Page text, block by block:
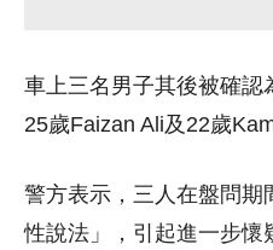
車上三名男子其後被確認
25歲Faizan Ali及22歲
警方表示，三人在盤問期
性說法」，引起進一步懷